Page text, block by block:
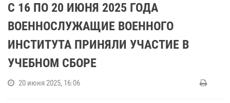
С 16 ПО 20 ИЮНЯ 2025 ГОДА
ВОЕННОСЛУЖАЩИЕ ВОЕННОГО
ИНСТИТУТА ПРИНЯЛИ УЧАСТИЕ В
УЧЕБНОМ СБОРЕ
20 июня 2025, 16:06